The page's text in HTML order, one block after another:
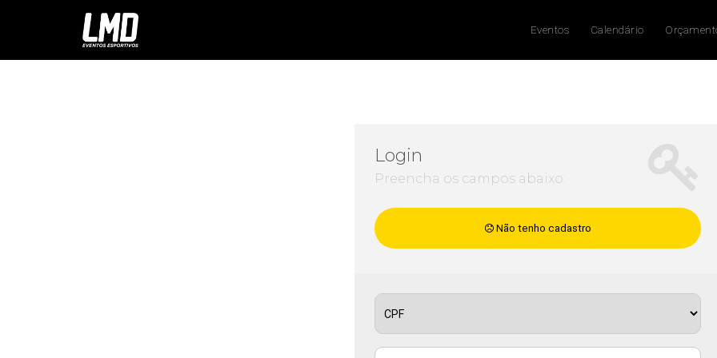
Eventos Calendário
Login
Preencha os campos abaixo:
Não tenho cadastro